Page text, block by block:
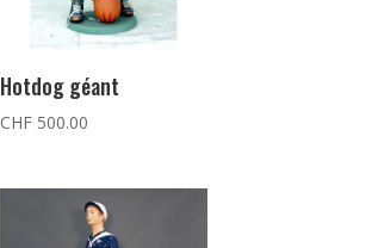
Hotdog géant
CHF500.00